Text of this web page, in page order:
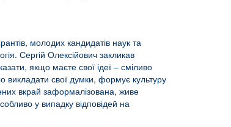
молодих кандидатів наук та
Сергій Олексійович закликав
якщо маєте свої ідеї – сміливо
викладати свої думки, формує культуру
вкрай заформалізована, живе
у випадку відповідей на